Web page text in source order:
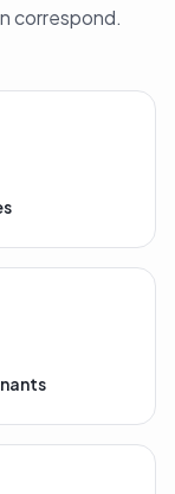
correspond.